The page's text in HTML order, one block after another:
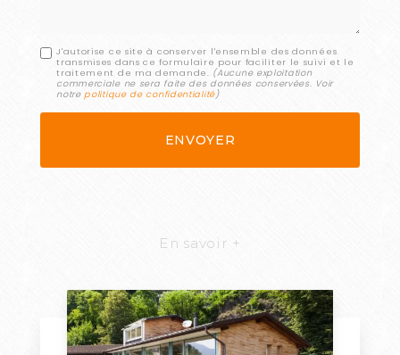
J'autorise ce site à conserver l'ensemble des données
transmises dans ce formulaire pour faciliter le suivi et le
traitement de ma demande. (Aucune exploitation
commerciale ne sera faite des données conservées. Voir
notrepolitique de confidentialité)
En savoir +